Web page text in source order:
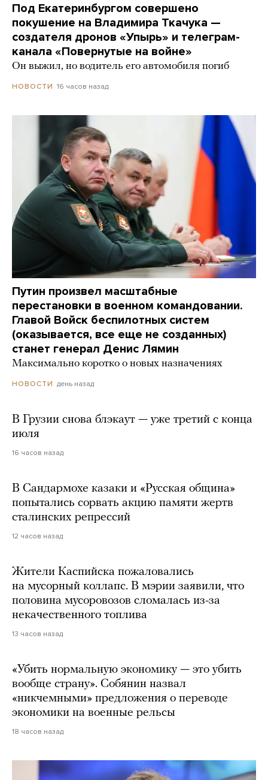
Под Екатеринбургом совершено
покушение на Владимира Ткачука —
создателя дронов «Упырь» и телеграм-
канала «Повернутые на войне»
Он выжил, но водитель его автомобиля погиб
НОВОСТИ 16 часов назад
Путин произвел масштабные
перестановки в военном командовании.
Главой Войск беспилотных систем
(оказывается, все еще не созданных)
станет генерал Денис Лямин
Максимально коротко о новых назначениях
НОВОСТИ день назад
В Грузии снова блэкаут — уже третий с конца
июля
16 часов назад
В Сандармохе казаки и «Русская община»
попытались сорвать акцию памяти жертв
сталинских репрессий
12 часов назад
Жители Каспийска пожаловались
на мусорный коллапс. В мэрии заявили, что
половина мусоровозов сломалась из-за
некачественного топлива
13 часов назад
«Убить нормальную экономику — это убить
вообще страну». Собянин назвал
«никчемными» предложения о переводе
экономики на военные рельсы
18 часов назад